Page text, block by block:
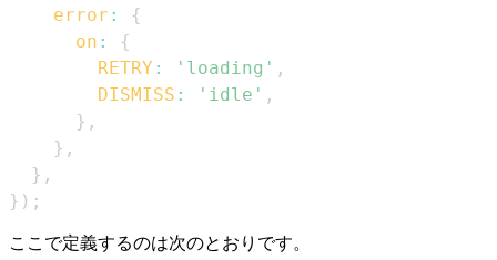
error :
{
on :
{
RETRY : 'loading' ,
DISMISS : 'idle' ,
} ,
} ,
} ,
} ) ;
ここで定義するのは次のとおりです。